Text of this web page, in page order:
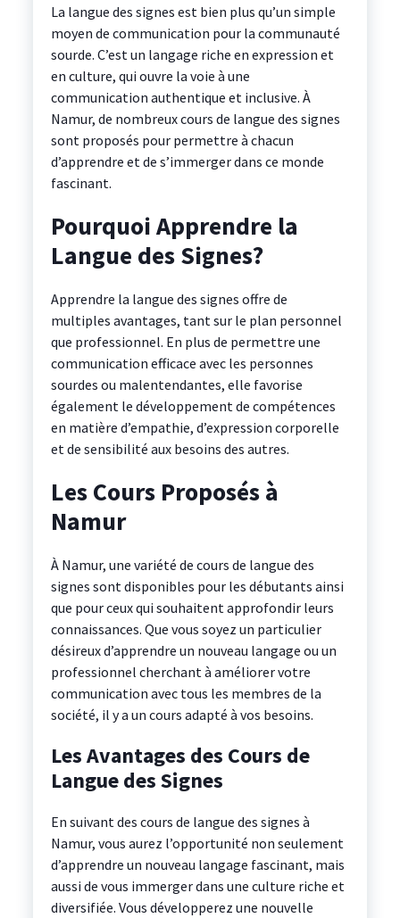
La langue des signes est bien plus qu’un simple
moyen de communication pour la communauté
sourde. C’est un langage riche en expression et
en culture, qui ouvre la voie à une
communication authentique et inclusive. À
Namur, de nombreux cours de langue des signes
sont proposés pour permettre à chacun
d’apprendre et de s’immerger dans ce monde
fascinant.
Pourquoi Apprendre la
Langue des Signes?
Apprendre la langue des signes offre de
multiples avantages, tant sur le plan personnel
que professionnel. En plus de permettre une
communication efficace avec les personnes
sourdes ou malentendantes, elle favorise
également le développement de compétences
en matière d’empathie, d’expression corporelle
et de sensibilité aux besoins des autres.
Les Cours Proposés à
Namur
À Namur, une variété de cours de langue des
signes sont disponibles pour les débutants ainsi
que pour ceux qui souhaitent approfondir leurs
connaissances. Que vous soyez un particulier
désireux d’apprendre un nouveau langage ou un
professionnel cherchant à améliorer votre
communication avec tous les membres de la
société, il y a un cours adapté à vos besoins.
Les Avantages des Cours de
Langue des Signes
En suivant des cours de langue des signes à
Namur, vous aurez l’opportunité non seulement
d’apprendre un nouveau langage fascinant, mais
aussi de vous immerger dans une culture riche et
diversifiée. Vous développerez une nouvelle